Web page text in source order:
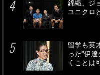
錦織、ジ
ユニクロ
留学も英
った”伊
くことは